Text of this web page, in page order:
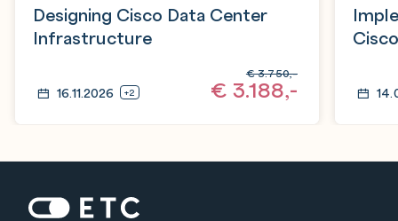
Designing Cisco Data Center
Infrastructure
16.11.2026 +2 € 3.188,-
€3.750,-
Startseite: ETC